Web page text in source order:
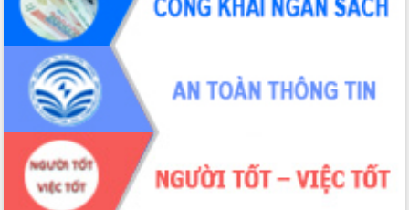
Đắk Lắk ký kết thỏa thuận hợp tác về
chuyển đổi số giai đoạn 2026 – 2030
với Tập đoàn Bưu chính Viễn thông
Việt Nam
Thứ trưởng Bộ Y tế làm việc với tỉnh
Đắk Lắk về phát triển nhân lực y tế
cho trạm y tế cấp xã
Du lịch Đắk Lắk nâng tầm trải nghiệm
du khách thông qua Hệ thống cơ sở dữ
liệu và Bản đồ số